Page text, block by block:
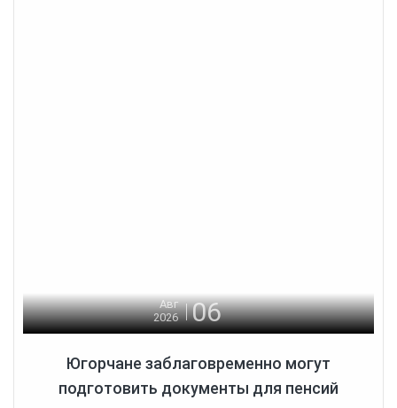
Авг
2026
06
Югорчане заблаговременно могут
подготовить документы для пенсий